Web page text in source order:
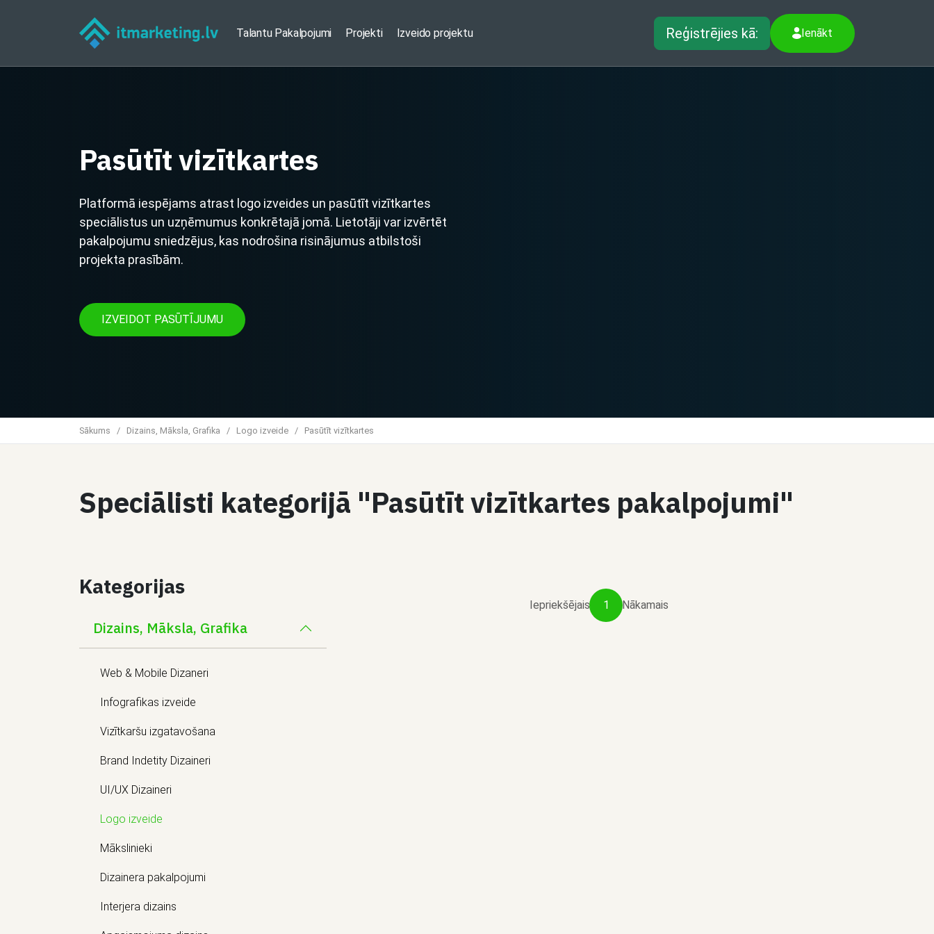
Talantu Pakalpojumi Projekti Izveido projektu Reģistrējies kā: Ienākt
Pasūtīt vizītkartes
Platformā iespējams atrast logo izveides un pasūtīt vizītkartes
speciālistus un uzņēmumus konkrētajā jomā. Lietotāji var izvērtēt
pakalpojumu sniedzējus, kas nodrošina risinājumus atbilstoši
projekta prasībām.
IZVEIDOT PASŪTĪJUMU
Sākums / Dizains, Māksla, Grafika / Logo izveide / Pasūtīt vizītkartes
Speciālisti kategorijā "Pasūtīt vizītkartes pakalpojumi"
Kategorijas
Dizains, Māksla, Grafika
Web & Mobile Dizaneri
Infografikas izveide
Vizītkaršu izgatavošana
Brand Indetity Dizaineri
UI/UX Dizaineri
Logo izveide
Mākslinieki
Dizainera pakalpojumi
Interjera dizains
Dalīties
€170 / pakalpojumu
Dalīties
Iepriekšējais 1 Nākamais